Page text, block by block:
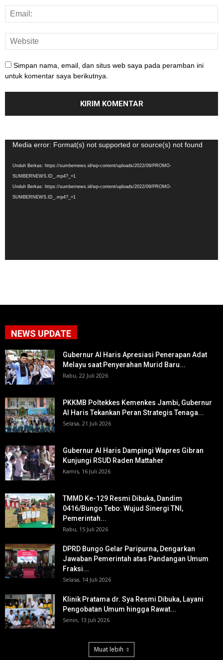
Simpan nama, email, dan situs web saya pada peramban ini
untuk komentar saya berikutnya.
Pemutar
Media error: Format(s) not supported or source(s) not found
Unduh Berkas: https://sumbernews.id/wp-content/uploads/2022/09/PROMO-
SUMBERNEWS.ID_.mp4?_=1
Unduh Berkas: https://sumbernews.id/wp-content/uploads/2022/09/PROMO-
SUMBERNEWS.ID_.mp4?_=1
NEWS UPDATE
Gubernur Al Haris Apresiasi Penerapan Adat
Melayu saat Penyerahan Murid Baru...
Rabu, 22 Juli 2026
PKKMB Poltekkes Kemenkes Jambi, Gubernur
Al Haris Tekankan Peran Strategis Tenaga...
Selasa, 21 Juli 2026
Gubernur Al Haris Dampingi Wapres Gibran
Kunjungi RSUD Raden Mattaher
Kamis, 16 Juli 2026
TMMD Ke-129 Resmi Dibuka, Dandim
0416/Bungo Tebo: Wujud Sinergi TNI,
Pemerintah...
Rabu, 15 Juli 2026
DPRD Bungo Gelar Paripurna, Dengarkan
Jawaban Pemerintah atas Pandangan Umum
Fraksi...
Selasa, 14 Juli 2026
Klinik Pratama dr. Sya Resmi Dibuka, Layani
Pengobatan Umum hingga Rawat...
Senin, 13 Juli 2026
Muat lebih